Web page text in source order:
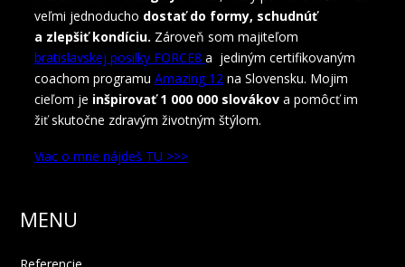
veľmi jednoducho dostať do formy, schudnúť
a zlepšiť kondíciu. Zároveň som majiteľom
bratislavskej posilky FORCE8 a jediným certifikovaným
coachom programu Amazing 12na Slovensku. Mojim
cieľom je inšpirovať 1 000 000 slovákova pomôcť im
žiť skutočne zdravým životným štýlom.
Viac o mne nájdeš TU >>>
MENU